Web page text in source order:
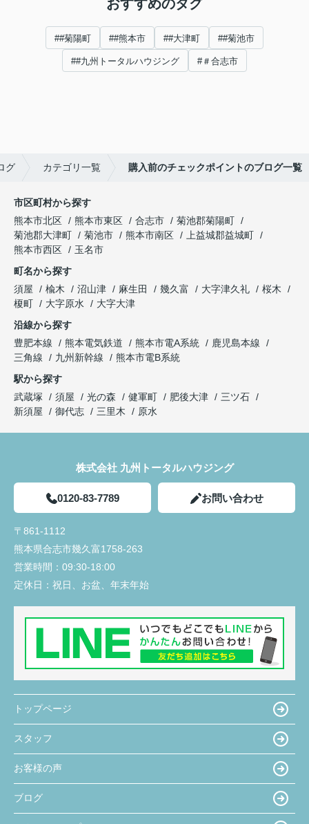
おすすめのタグ
##菊陽町 ##熊本市 ##大津町 ##菊池市
##九州トータルハウジング #＃合志市
グ カテゴリ一覧 購入前のチェックポイントのブログ一覧
市区町村から探す
熊本市北区
熊本市東区 合志市
菊池郡菊陽町
菊池郡大津町
菊池市 熊本市南区
上益城郡益城町
熊本市西区
玉名市
町名から探す
須屋
楡木 沼山津 麻生田 幾久富 大字津久礼
桜木
榎町
大字原水
大字大津
沿線から探す
豊肥本線
熊本電気鉄道 熊本市電A系統
鹿児島本線
三角線
九州新幹線
熊本市電B系統
駅から探す
武蔵塚
須屋 光の森 健軍町 肥後大津
三ツ石
新須屋
御代志 三里木 原水
株式会社 九州トータルハウジング
0120-83-7789 お問い合わせ
〒861-1112
熊本県合志市幾久富1758-263
営業時間： 09:30-18:00
定休日： 祝日、お盆、年末年始
トップページ
スタッフ
お客様の声
ブログ